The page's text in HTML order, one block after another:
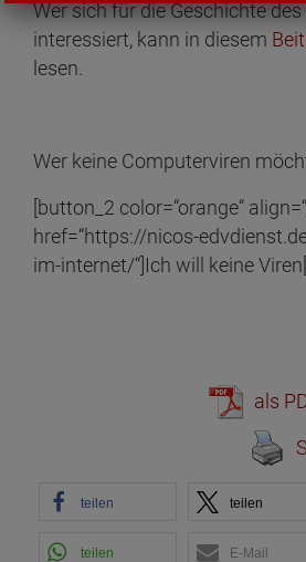
Wer sich für die Geschichte
interessiert, kann in diesem
lesen.
Wer keine Computerviren
[button_2 color=“orange“
href=“https://nicos-
im-internet/“]Ich will keine
als
teilen teilen
teilen E-Mail